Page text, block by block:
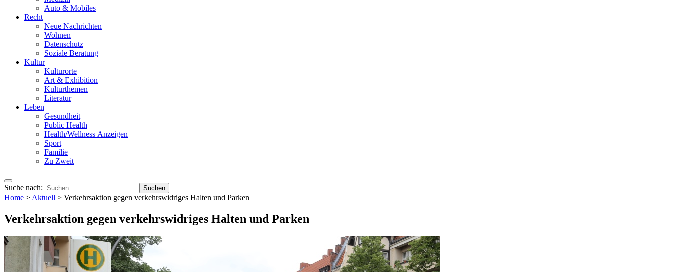
Auto & Mobiles
Recht
Neue Nachrichten
Wohnen
Datenschutz
Soziale Beratung
Kultur
Kulturorte
Art & Exhibition
Kulturthemen
Literatur
Leben
Gesundheit
Public Health
Health/Wellness Anzeigen
Sport
Familie
Zu Zweit
Suche nach:
Home > Aktuell > Verkehrsaktion gegen verkehrswidriges Halten und Parken
Verkehrsaktion gegen verkehrswidriges Halten und Parken